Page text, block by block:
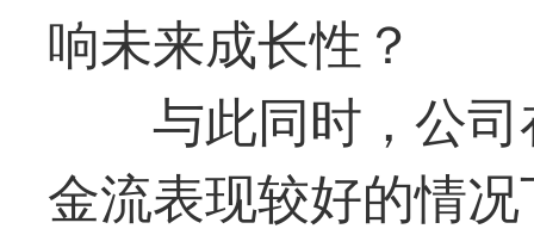
响未来成长性？
与此同时，公
金流表现较好的情